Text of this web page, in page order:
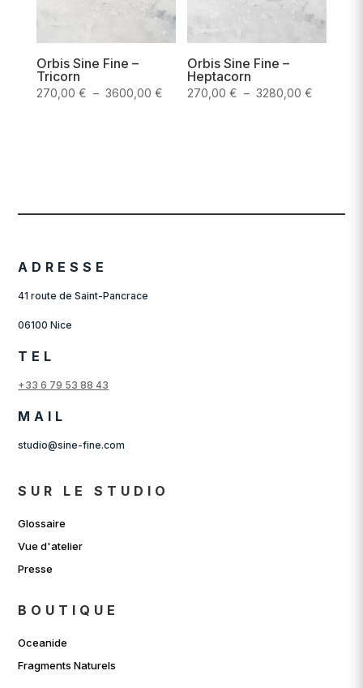
Orbis Sine Fine –
Tricorn
270,00 € – 3600,00 €Plage
Orbis Sine Fine –
Heptacorn
270,00€ – 3280,00€
ADRESSE
41 route de Saint-Pancrace
06100 Nice
TEL
+33 6 79 53 88 43
MAIL
studio@sine-fine.com
SUR LE STUDIO
Glossaire
Vue d'atelier
Presse
BOUTIQUE
Oceanide
Fragments Naturels